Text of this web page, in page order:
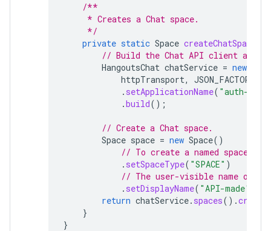
/**
     * Creates a Chat space.
     */
private static Space createChatSpace
// Build the Chat API client and
HangoutsChat chatService = new
httpTransport, JSON_FACTORY
. setApplicationName( "auth-
.build();
// Create a Chat space.
Space space = new Space()
// To create a named space, set
. setSpaceType( "SPACE" )
// The user-visible name of
. setDisplayName( "API-made"
return chatService. spaces().create
}
}